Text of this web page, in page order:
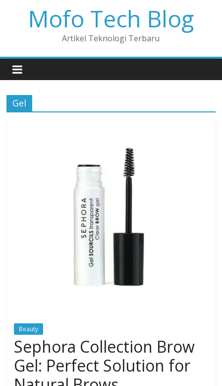
Mofo Tech Blog
Artikel Teknologi Terbaru
Gel
Beauty
Sephora Collection Brow
Gel: Perfect Solution for